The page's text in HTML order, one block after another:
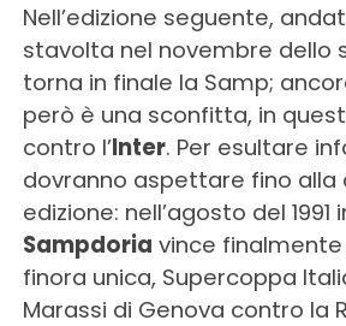
Nell’edizione seguente,
stavolta nel novembre dello
torna in finale la Samp;
però è una sconfitta, in
contro l’Inter. Per esultare
dovranno aspettare fino alla
edizione: nell’agosto del 1991
Sampdoria vince
finora unica, Supercoppa
Marassi di Genova contro la